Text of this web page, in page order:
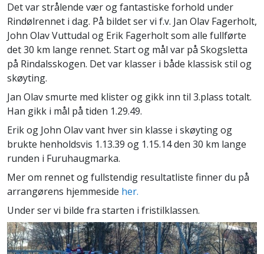
Det var strålende vær og fantastiske forhold under
Rindølrennet i dag. På bildet ser vi f.v. Jan Olav Fagerholt,
John Olav Vuttudal og Erik Fagerholt som alle fullførte
det 30 km lange rennet. Start og mål var på Skogsletta
på Rindalsskogen. Det var klasser i både klassisk stil og
skøyting.
Jan Olav smurte med klister og gikk inn til 3.plass totalt.
Han gikk i mål på tiden 1.29.49.
Erik og John Olav vant hver sin klasse i skøyting og
brukte henholdsvis 1.13.39 og 1.15.14 den 30 km lange
runden i Furuhaugmarka.
Mer om rennet og fullstendig resultatliste finner du på
arrangørens hjemmeside her.
Under ser vi bilde fra starten i fristilklassen.